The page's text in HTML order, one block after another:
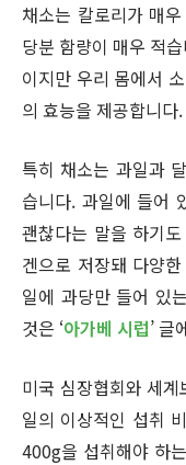
채소는 칼로리가 매
당분 함량이 매우 적
이지만 우리 몸에서
의 효능을 제공합니다.
특히 채소는 과일과
습니다. 과일에 들어
괜찮다는 말을 하기
겐으로 저장돼 다양
일에 과당만 들어 있
것은 ‘아가베 시럽’ 글
미국 심장협회와 세
일의 이상적인 섭취
400g을 섭취해야 하